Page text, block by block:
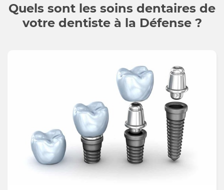
Quels sont les soins dentaires de
votre dentiste à la Défense ?